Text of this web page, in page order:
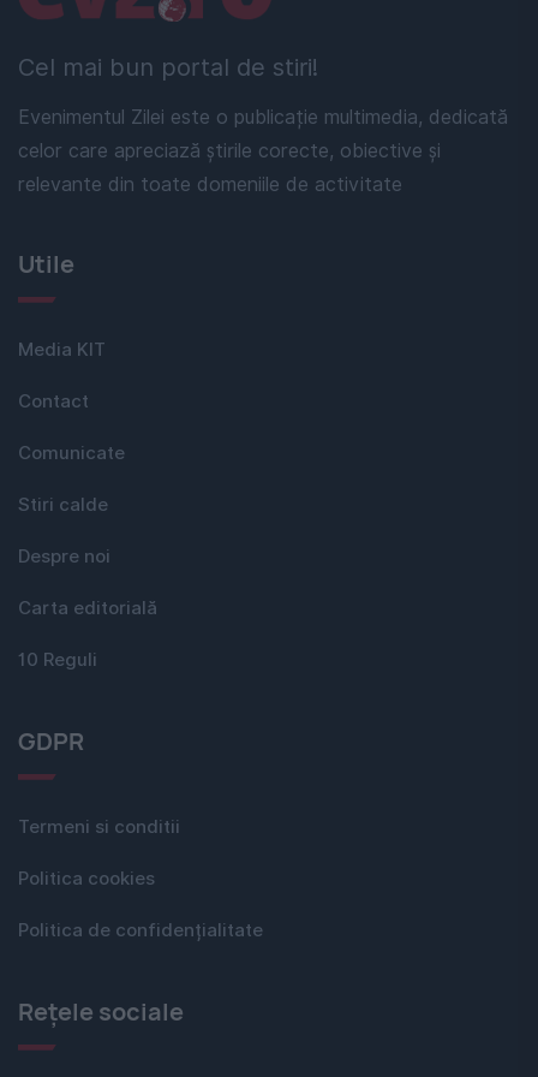
Cel mai bun portal de stiri!
Evenimentul Zilei este o publicație multimedia, dedicată
celor care apreciază știrile corecte, obiective și
relevante din toate domeniile de activitate
Utile
Media KIT
Contact
Comunicate
Stiri calde
Despre noi
Carta editorială
10 Reguli
GDPR
Termeni si conditii
Politica cookies
Politica de confidențialitate
Rețele sociale